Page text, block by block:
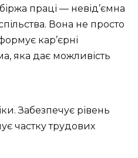
праці — невід’ємна
Вона не просто
кар’єрні
яка дає можливість
Забезпечує рівень
частку трудових